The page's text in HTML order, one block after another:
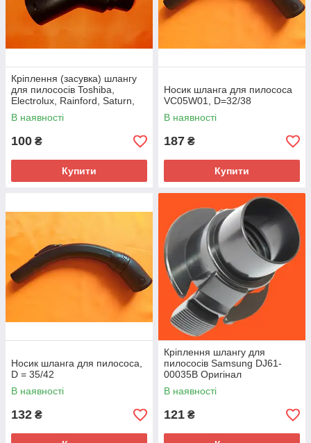
Кріплення (засувка) шлангу
для пилососів Toshiba,
Electrolux, Rainford, Saturn,
Vitek №4
В наявності
100 ₴
Купити
Носик шланга для пилососа
VC05W01, D=32/38
В наявності
187 ₴
Купити
Носик шланга для пилососа,
D = 35/42
В наявності
132 ₴
Кріплення шлангу для
пилососів Samsung DJ61-
00035B Оригінал
В наявності
121 ₴